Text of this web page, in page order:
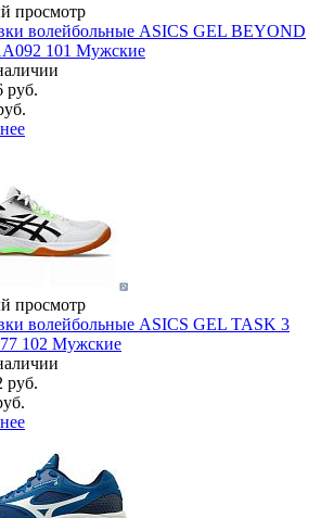
просмотр
волейбольные ASICS GEL BEYOND
101 Мужские
руб.
просмотр
волейбольные ASICS GEL TASK 3
102 Мужские
руб.